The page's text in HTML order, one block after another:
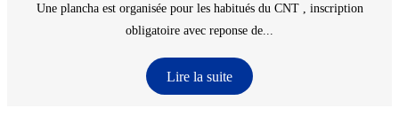
Une plancha est organisée pour les habitués du CNT , inscription
obligatoire avec reponse de...
Lire la suite